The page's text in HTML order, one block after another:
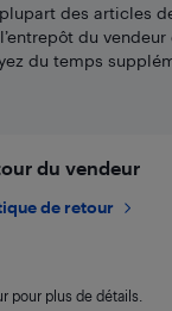
des articles
du vendeur
du temps
du vendeur
de retour
pour plus de détails.